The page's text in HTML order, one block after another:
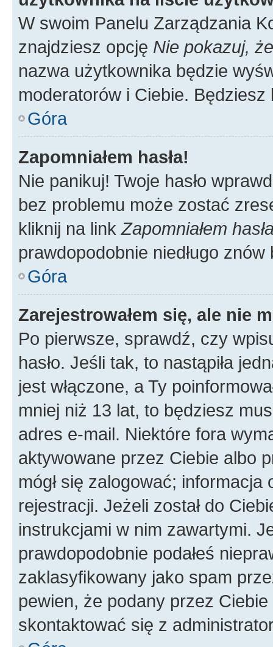
W swoim Panelu Zarządzania
znajdziesz opcję Nie pokazuj,
nazwa użytkownika będzie
moderatorów i Ciebie.
Góra
Zapomniałem hasła!
Nie panikuj! Twoje hasło
bez problemu może zostać
kliknij na linkZapomniałem
prawdopodobnie niedługo
Góra
Zarejestrowałem się, ale nie
Po pierwsze, sprawdź, czy
hasło. Jeśli tak, to nastąpiła
jest włączone, a Ty
mniej niż 13 lat, to będziesz
adres e-mail. Niektóre fora
aktywowane przez Ciebie albo
mógł się zalogować;
rejestracji. Jeżeli został do
instrukcjami w nim zawartymi.
prawdopodobnie podałeś
zaklasyfikowany jako spam
pewien, że podany przez
skontaktować się z